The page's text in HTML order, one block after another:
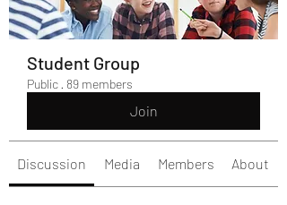
Student Group
Public · 89 members
Join
Discussion Media Members About